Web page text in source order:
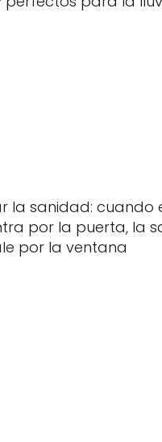
la sanidad: cuando
por la puerta, la
por la ventana